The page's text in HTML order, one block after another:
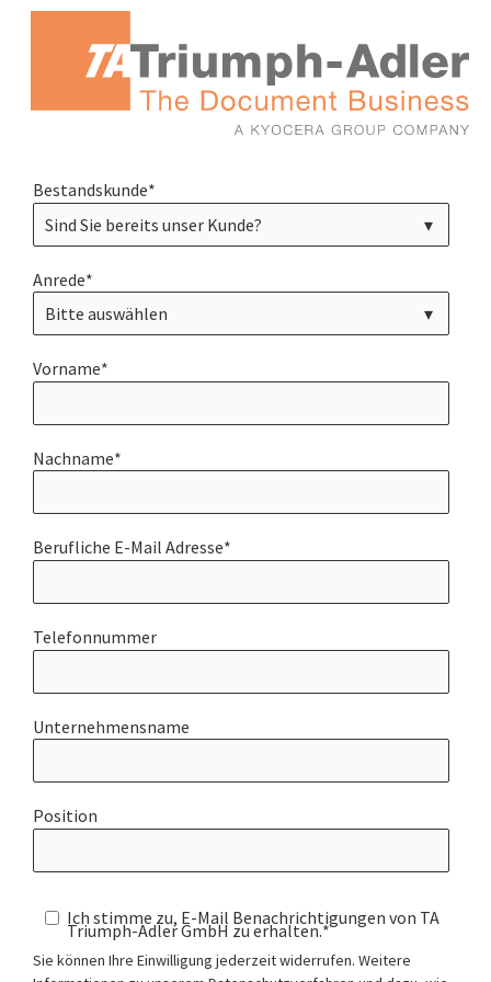
Bestandskunde*
Anrede*
Vorname*
Nachname*
Berufliche E-Mail Adresse*
Telefonnummer
Unternehmensname
Position
Ich stimme zu, E-Mail Benachrichtigungen von TA
Triumph-Adler GmbH zu erhalten.*
Sie können Ihre Einwilligung jederzeit widerrufen. Weitere